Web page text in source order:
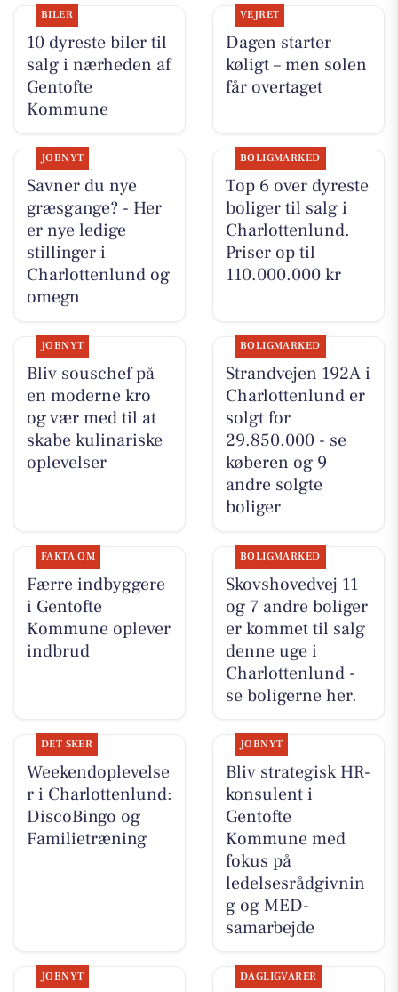
BILER
10 dyreste biler til
salg i nærheden af
Gentofte
Kommune
VEJRET
Dagen starter
køligt – men solen
får overtaget
JOBNYT
Savner du nye
græsgange? - Her
er nye ledige
stillinger i
Charlottenlund og
omegn
BOLIGMARKED
Top 6 over dyreste
boliger til salg i
Charlottenlund.
Priser op til
110.000.000 kr
JOBNYT
Bliv souschef på
en moderne kro
og vær med til at
skabe kulinariske
oplevelser
BOLIGMARKED
Strandvejen 192A i
Charlottenlund er
solgt for
29.850.000 - se
køberen og 9
andre solgte
boliger
FAKTA OM
Færre indbyggere
i Gentofte
Kommune oplever
indbrud
BOLIGMARKED
Skovshovedvej 11
og 7 andre boliger
er kommet til salg
denne uge i
Charlottenlund -
se boligerne her.
DET SKER
Weekendoplevelse
r i Charlottenlund:
DiscoBingo og
Familietræning
JOBNYT
Bliv strategisk HR-
konsulent i
Gentofte
Kommune med
fokus på
ledelsesrådgivnin
g og MED-
samarbejde
JOBNYT DAGLIGVARER